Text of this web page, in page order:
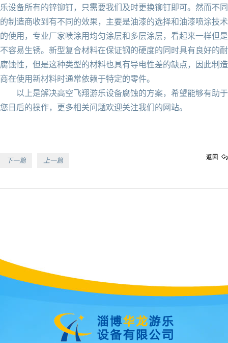
乐设备所有的锌铆钉，只需要我们及时更换铆钉即可。然而不同
的制造商收到有不同的效果，主要是油漆的选择和油漆喷涂技术
的使用，专业厂家喷涂用均匀涂层和多层涂层，看起来一样但是
不容易生锈。新型复合材料在保证钢的硬度的同时具有良好的耐
腐蚀性，但是这种类型的材料也具有导电性差的缺点，因此制造
商在使用新材料时通常依赖于特定的零件。
以上是解决高空飞翔游乐设备腐蚀的方案，希望能够有助于
您日后的操作，更多相关问题欢迎关注我们的网站。
下一篇 上一篇 返回